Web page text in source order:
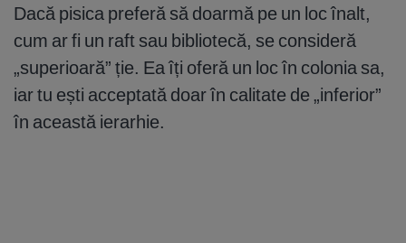
Dacă pisica preferă să doarmă pe un loc înalt,
cum ar fi un raft sau bibliotecă, se consideră
„superioară” ție. Ea îți oferă un loc în colonia sa,
iar tu ești acceptată doar în calitate de „inferior”
în această ierarhie.